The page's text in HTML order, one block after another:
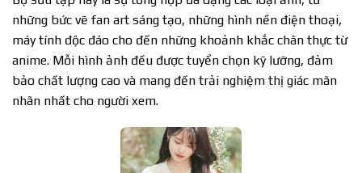
những bức vẽ fan art sáng tạo, những hình nền điện thoại,
máy tính độc đáo cho đến những khoảnh khắc chân thực từ
anime. Mỗi hình ảnh đều được tuyển chọn kỹ lưỡng, đảm
bảo chất lượng cao và mang đến trải nghiệm thị giác mãn
nhãn nhất cho người xem.